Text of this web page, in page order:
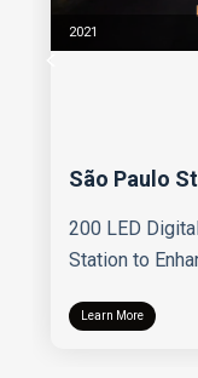
2021
São Paulo
200 LED
Station to
Learn More